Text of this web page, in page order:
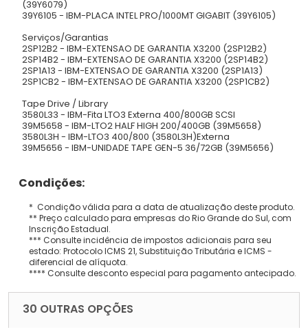
(39Y6079)
39Y6105 - IBM-PLACA INTEL PRO/1000MT GIGABIT (39Y6105)
Serviços/Garantias
2SP12B2 - IBM-EXTENSAO DE GARANTIA X3200 (2SP12B2)
2SP14B2 - IBM-EXTENSAO DE GARANTIA X3200 (2SP14B2)
2SP1A13 - IBM-EXTENSAO DE GARANTIA X3200 (2SP1A13)
2SP1CB2 - IBM-EXTENSAO DE GARANTIA X3200 (2SP1CB2)
Tape Drive / Library
3580L33 - IBM-Fita LTO3 Externa 400/800GB SCSI
39M5658 - IBM-LTO2 HALF HIGH 200/400GB (39M5658)
3580L3H - IBM-LTO3 400/800 (3580L3H)Externa
39M5656 - IBM-UNIDADE TAPE GEN-5 36/72GB (39M5656)
Condições:
* Condição válida para a data de atualização deste produto.
** Preço calculado para empresas do Rio Grande do Sul, com
Inscrição Estadual.
*** Consulte incidência de impostos adicionais para seu
estado: Protocolo ICMS 21, Substituição Tributária e ICMS -
diferencial de alíquota.
**** Consulte desconto especial para pagamento antecipado.
30 OUTRAS OPÇÕES